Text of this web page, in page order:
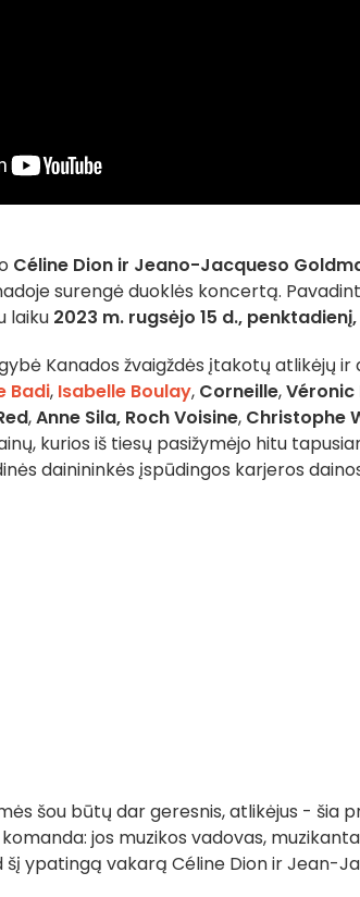
Céline Dion ir Jeano-Jacqueso
surengė duoklės koncertą.
laiku 2023 m. rugsėjo 15 d., penktadienį,
Kanados žvaigždės įtakotų atlikėjų ir
Badi, Isabelle Boulay, Corneille,Véronic
,Anne Sila, Roch Voisine, Christophe
kurios iš tiesų pasižymėjo hitu
dainininkės įspūdingos karjeros
šou būtų dar geresnis, atlikėjus - šia
jos muzikos vadovas,
ypatingą vakarą Céline Dion ir Jean-